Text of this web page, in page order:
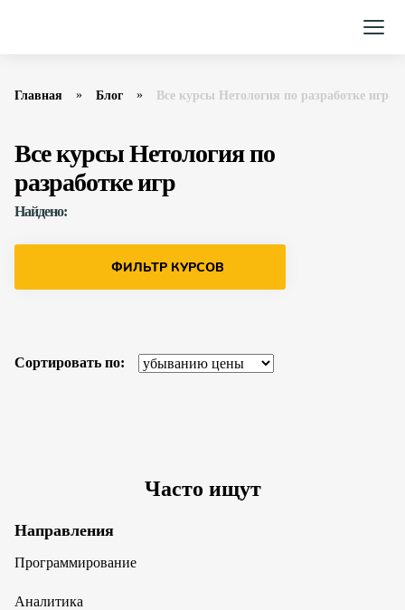
Главная Блог Все курсы Нетология по разработке игр
Все курсы Нетология по
разработке игр
Найдено:
ФИЛЬТР КУРСОВ
Сортировать по:
Часто ищут
Направления
Программирование
Аналитика